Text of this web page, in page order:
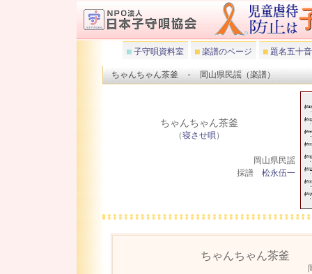
子守唄資料室 楽譜のページ 題名五十
ちゃんちゃん茶釜 - 岡山県民謡（楽譜）
ちゃんちゃん茶釜
（寝させ唄 ）
岡山県民謡
採譜 松永伍一
ちゃんちゃん茶釜